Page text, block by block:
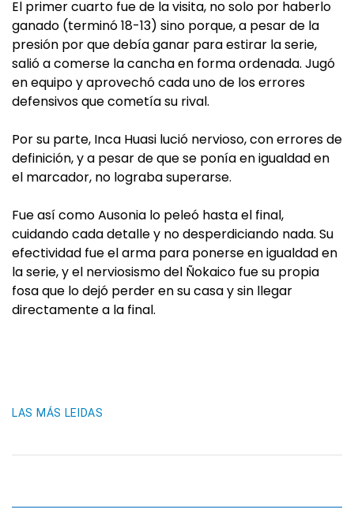
El primer cuarto fue de la visita, no solo por haberlo
ganado (terminó 18-13) sino porque, a pesar de la
presión por que debía ganar para estirar la serie,
salió a comerse la cancha en forma ordenada. Jugó
en equipo y aprovechó cada uno de los errores
defensivos que cometía su rival.
Por su parte, Inca Huasi lució nervioso, con errores de
definición, y a pesar de que se ponía en igualdad en
el marcador, no lograba superarse.
Fue así como Ausonia lo peleó hasta el final,
cuidando cada detalle y no desperdiciando nada. Su
efectividad fue el arma para ponerse en igualdad en
la serie, y el nerviosismo del Ñokaico fue su propia
fosa que lo dejó perder en su casa y sin llegar
directamente a la final.
LAS MÁS LEIDAS